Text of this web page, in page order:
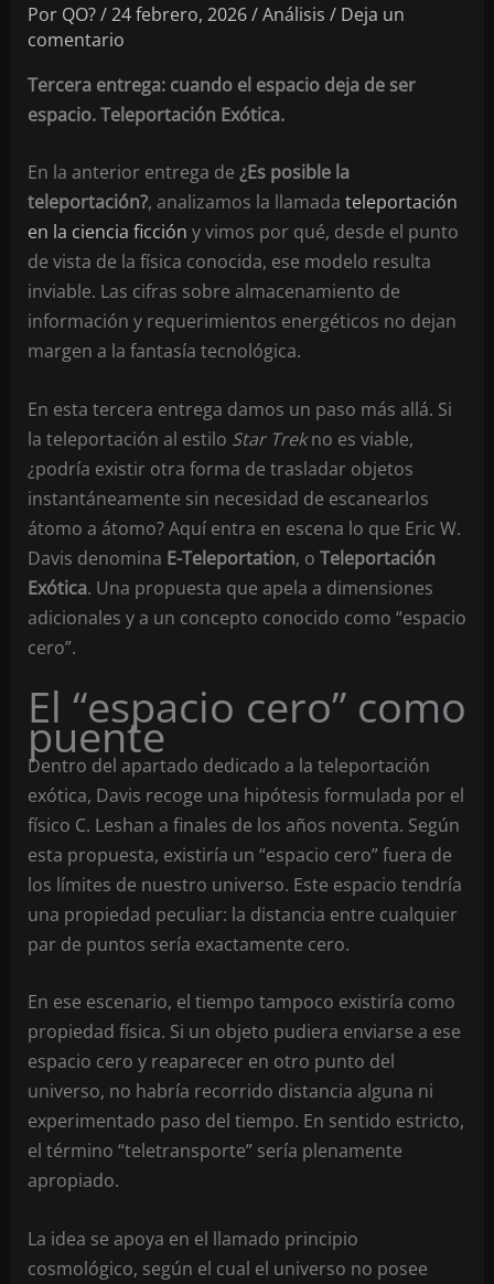
Por QO?/24 febrero, 2026/Análisis / Deja un
comentario
Tercera entrega: cuando el espacio deja de ser
espacio. Teleportación Exótica.
En la anterior entrega de ¿Es posible la
teleportación?, analizamos la llamada teleportación
en la ciencia ficción y vimos por qué, desde el punto
de vista de la física conocida, ese modelo resulta
inviable. Las cifras sobre almacenamiento de
información y requerimientos energéticos no dejan
margen a la fantasía tecnológica.
En esta tercera entrega damos un paso más allá. Si
la teleportación al estilo Star Trekno es viable,
¿podría existir otra forma de trasladar objetos
instantáneamente sin necesidad de escanearlos
átomo a átomo? Aquí entra en escena lo que Eric W.
Davis denomina E-Teleportation, o Teleportación
Exótica. Una propuesta que apela a dimensiones
adicionales y a un concepto conocido como “espacio
cero”.
El “espacio cero” como
puente
Dentro del apartado dedicado a la teleportación
exótica, Davis recoge una hipótesis formulada por el
físico C. Leshan a finales de los años noventa. Según
esta propuesta, existiría un “espacio cero” fuera de
los límites de nuestro universo. Este espacio tendría
una propiedad peculiar: la distancia entre cualquier
par de puntos sería exactamente cero.
En ese escenario, el tiempo tampoco existiría como
propiedad física. Si un objeto pudiera enviarse a ese
espacio cero y reaparecer en otro punto del
universo, no habría recorrido distancia alguna ni
experimentado paso del tiempo. En sentido estricto,
el término “teletransporte” sería plenamente
apropiado.
La idea se apoya en el llamado principio
cosmológico, según el cual el universo no posee